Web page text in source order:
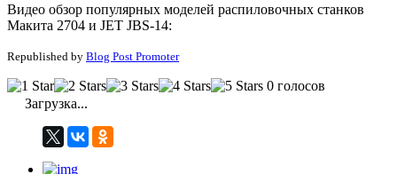
Видео обзор популярных моделей распиловочных станков
Макита 2704 и JET JBS-14:
Republished by Blog Post Promoter
0 голосов
Загрузка...